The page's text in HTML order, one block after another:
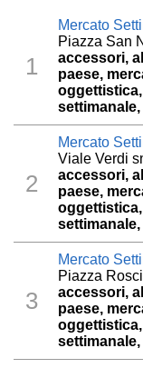
1
Mercato
Piazza San
accessori,
paese,
2
Mercato
Viale Verdi
accessori,
paese,
3
Mercato
Piazza
accessori,
paese,